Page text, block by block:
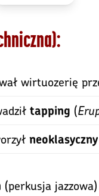
wirtuozerię
tapping (
(perkusja